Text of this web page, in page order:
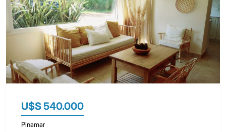
U$S 540.000
Pinamar